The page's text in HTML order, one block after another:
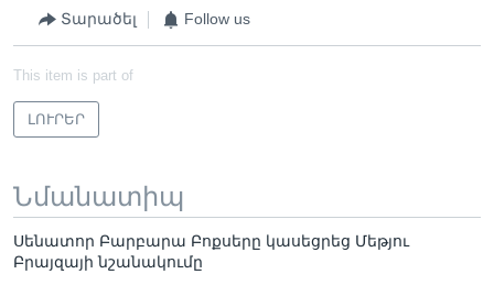
Տարածել Follow us
This item is part of
ԼՈՒՐԵՐ
Նմանատիպ
Սենատոր Բարբարա Բոքսերը կասեցրեց Մեթյու
Բրայզայի նշանակումը